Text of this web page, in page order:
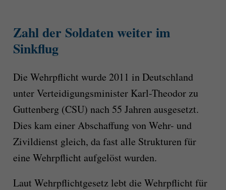
Zahl der Soldaten weiter im
Sinkflug
Die Wehrpflicht wurde 2011 in Deutschland
unter Verteidigungsminister Karl-Theodor zu
Guttenberg (CSU) nach 55 Jahren ausgesetzt.
Dies kam einer Abschaffung von Wehr- und
Zivildienst gleich, da fast alle Strukturen für
eine Wehrpflicht aufgelöst wurden.
Laut Wehrpflichtgesetz lebt die Wehrpflicht für